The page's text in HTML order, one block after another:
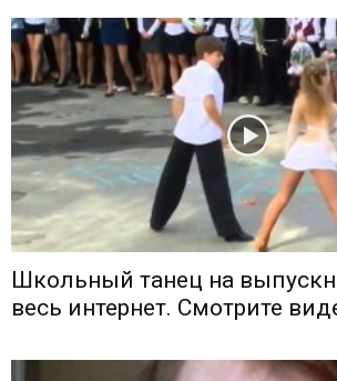
Школьный танец на
весь интернет. Смотрите